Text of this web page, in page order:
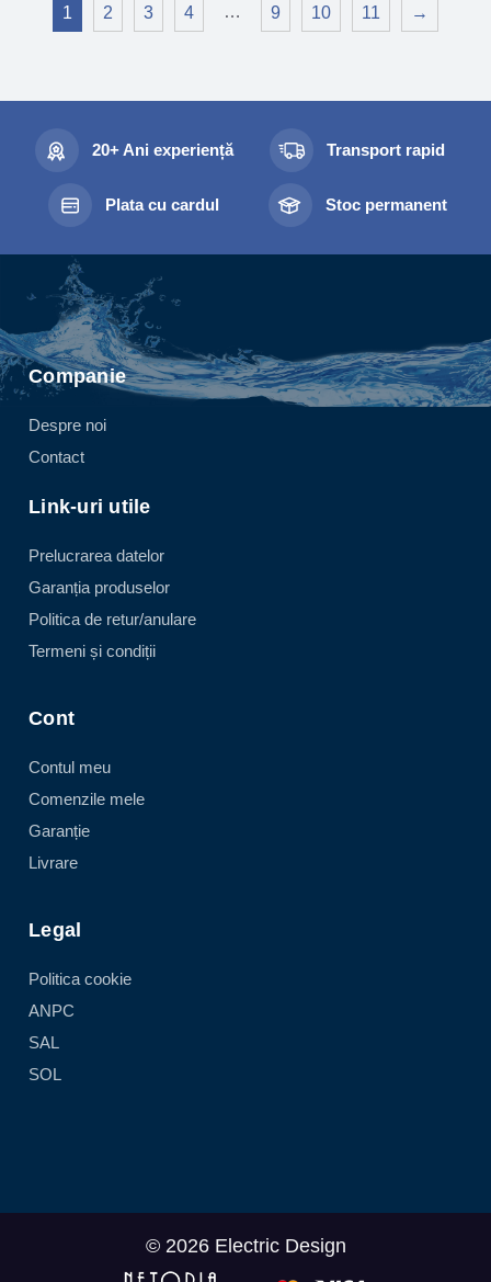
1 2 3 4 … 9 10 11 →
20+ Ani experiență Transport rapid
Plata cu cardul Stoc permanent
Companie
Despre noi
Contact
Link-uri utile
Prelucrarea datelor
Garanția produselor
Politica de retur/anulare
Termeni și condiții
Cont
Contul meu
Comenzile mele
Garanție
Livrare
Legal
Politica cookie
ANPC
SAL
SOL
© 2026 Electric Design